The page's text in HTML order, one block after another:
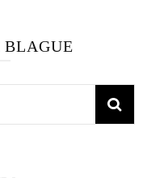
BLAGUE